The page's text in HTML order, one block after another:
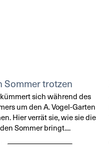
Sommer trotzen
sich während des
um den A. Vogel-Garten
Hier verrät sie, wie sie die
Sommer bringt....